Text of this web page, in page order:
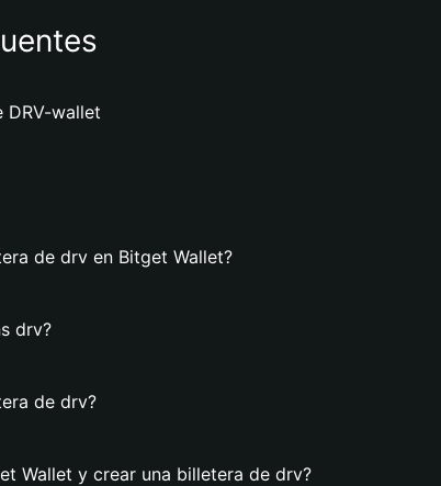
DRV-wallet
de drv en Bitget Wallet?
drv?
de drv?
Wallet y crear una billetera de drv?